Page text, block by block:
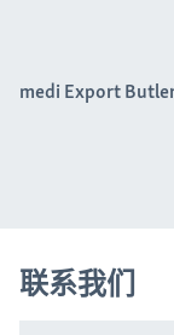
medi Export
联系我们